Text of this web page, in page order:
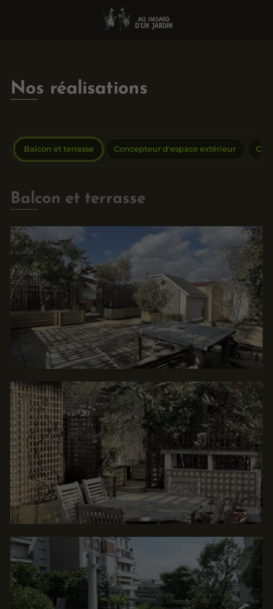
Nos réalisations
Balcon et terrasse Concepteur d'espace extérieur
Balcon et terrasse